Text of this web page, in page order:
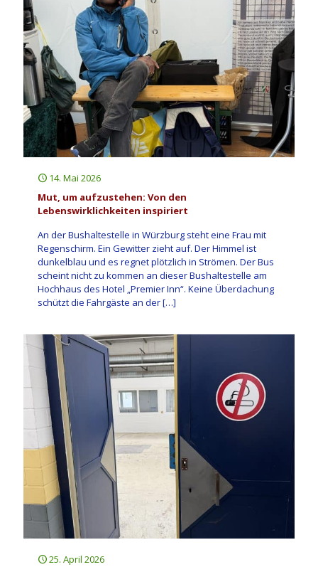
14. Mai 2026
Mut, um aufzustehen: Von den
Lebenswirklichkeiten inspiriert
An der Bushaltestelle in Würzburg steht eine Frau mit
Regenschirm. Ein Gewitter zieht auf. Der Himmel ist
dunkelblau und es regnet plötzlich in Strömen. Der Bus
scheint nicht zu kommen an dieser Bushaltestelle am
Hochhaus des Hotel „Premier Inn“. Keine Überdachung
schützt die Fahrgäste an der[…]
25. April 2026